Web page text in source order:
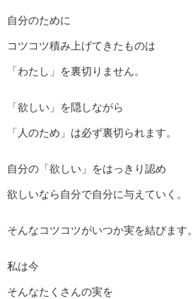
自分のために
コツコツ積み上げてきたものは
「わたし」を裏切りません。
「欲しい」を隠しながら
「人のため」は必ず裏切られます。
自分の「欲しい」をはっきり認め
欲しいなら自分で自分に与えていく。
そんなコツコツがいつか実を結びます。
私は今
そんなたくさんの実を